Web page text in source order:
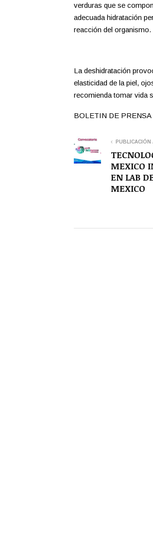
verduras que se
adecuada hidratación
reacción del organismo.
La deshidratación
elasticidad de la piel,
recomienda tomar vida
BOLETIN DE PRENSA
MEXICO
EN LAB
MEXICO